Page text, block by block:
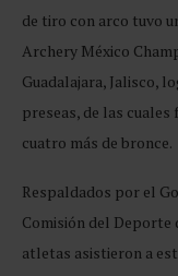
de tiro con arco tuvo
Archery México
Guadalajara, Jalisco,
preseas, de las
cuatro más de bronce.
Respaldados por el
Comisión del Deporte
atletas asistieron a